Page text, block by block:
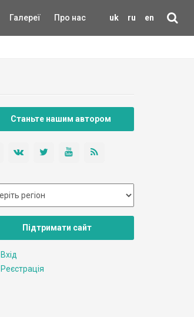
uk ru en
Галереї Про нас
Станьте нашим автором
Підтримати сайт
Вхід
Реєстрація